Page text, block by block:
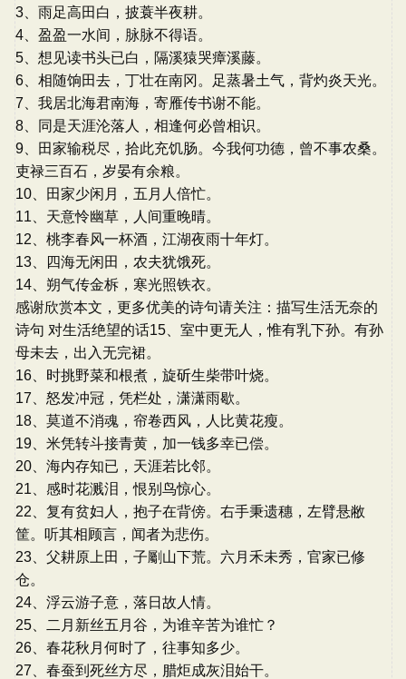
3、雨足高田白，披蓑半夜耕。
4、盈盈一水间，脉脉不得语。
5、想见读书头已白，隔溪猿哭瘴溪藤。
6、相随饷田去，丁壮在南冈。足蒸暑土气，背灼炎天光。
7、我居北海君南海，寄雁传书谢不能。
8、同是天涯沦落人，相逢何必曾相识。
9、田家输税尽，拾此充饥肠。今我何功德，曾不事农桑。
吏禄三百石，岁晏有余粮。
10、田家少闲月，五月人倍忙。
11、天意怜幽草，人间重晚晴。
12、桃李春风一杯酒，江湖夜雨十年灯。
13、四海无闲田，农夫犹饿死。
14、朔气传金柝，寒光照铁衣。
感谢欣赏本文，更多优美的诗句请关注：描写生活无奈的
诗句 对生活绝望的话15、室中更无人，惟有乳下孙。有孙
母未去，出入无完裙。
16、时挑野菜和根煮，旋斫生柴带叶烧。
17、怒发冲冠，凭栏处，潇潇雨歇。
18、莫道不消魂，帘卷西风，人比黄花瘦。
19、米凭转斗接青黄，加一钱多幸已偿。
20、海内存知已，天涯若比邻。
21、感时花溅泪，恨别鸟惊心。
22、复有贫妇人，抱子在背傍。右手秉遗穗，左臂悬敝
筐。听其相顾言，闻者为悲伤。
23、父耕原上田，子劚山下荒。六月禾未秀，官家已修
仓。
24、浮云游子意，落日故人情。
25、二月新丝五月谷，为谁辛苦为谁忙？
26、春花秋月何时了，往事知多少。
27、春蚕到死丝方尽，腊炬成灰泪始干。